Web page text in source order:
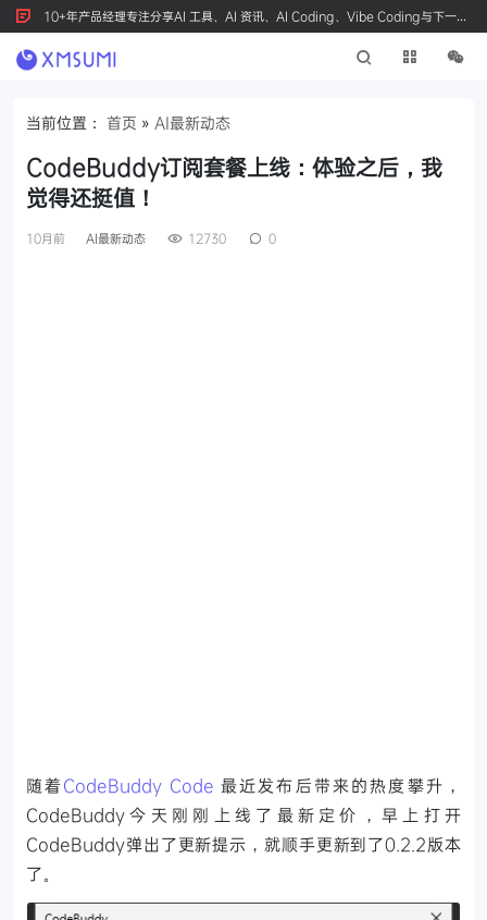
10+年产品经理专注分享AI 工具、AI 资讯、AI Coding、Vibe Coding与下一代
产品创新，按 Ctrl+D 收藏我们
当前位置： 首页 » AI最新动态
CodeBuddy订阅套餐上线：体验之后，我
觉得还挺值！
10月前 AI最新动态 12730 0
随着CodeBuddy Code 最近发布后带来的热度攀升，
CodeBuddy今天刚刚上线了最新定价，早上打开
CodeBuddy弹出了更新提示，就顺手更新到了0.2.2版本
了。